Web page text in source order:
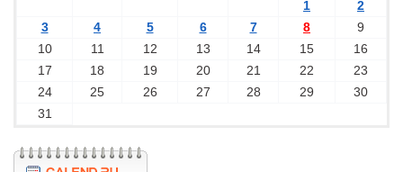
1
2
3
4 5 6 7 8
9
10
11 12 13 14 15
16
17
18 19 20 21 22
23
24
25 26 27 28 29
30
31